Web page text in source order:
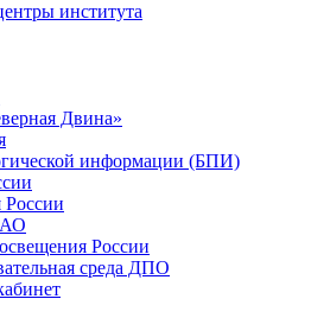
института
Двина»
информации (БПИ)
АО
России
среда ДПО